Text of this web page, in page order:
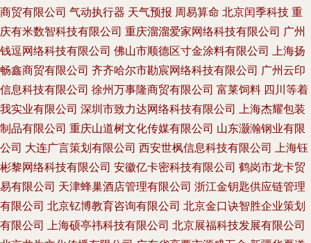
商贸有限公司 气动执行器 天气预报 周易算命 北京闰季科技 重
庆有米数智科技有限公司 重庆溜溜爱家网络科技有限公司 广州
钱逗网络科技有限公司 佛山市顺德区寸金涂料有限公司 上海扬
畅鑫商贸有限公司 齐齐哈尔市勘宸网络科技有限公司 广州云印
信息科技有限公司 徐州万事隆商贸有限公司 富莱饲料 四川等着
我实业有限公司 深圳市致力达网络科技有限公司 上海杰耀包装
制品有限公司 重庆山道树文化传媒有限公司 山东灏瀚钢业有限
公司 大连广言策划有限公司 西安世枫信息科技有限公司 上海钰
彬黎网络科技有限公司 安徽亿卡密科技有限公司 鹤岗市龙卡贸
易有限公司 天津蜂巢酒店管理有限公司 浙江金钥匙供应链管理
有限公司 北京钇博教育咨询有限公司 北京金口诀智胜企业策划
有限公司 上海硕亭祎科技有限公司 北京展福科技发展有限公司